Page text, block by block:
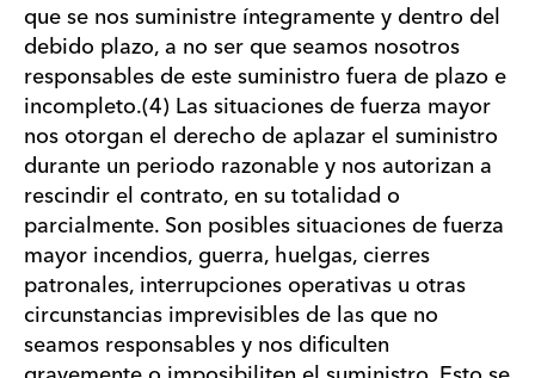
que se nos suministre íntegramente y dentro del
debido plazo, a no ser que seamos nosotros
responsables de este suministro fuera de plazo e
incompleto.(4) Las situaciones de fuerza mayor
nos otorgan el derecho de aplazar el suministro
durante un periodo razonable y nos autorizan a
rescindir el contrato, en su totalidad o
parcialmente. Son posibles situaciones de fuerza
mayor incendios, guerra, huelgas, cierres
patronales, interrupciones operativas u otras
circunstancias imprevisibles de las que no
seamos responsables y nos dificulten